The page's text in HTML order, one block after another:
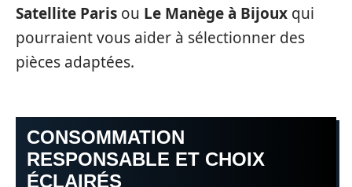
Satellite Paris ou Le Manège à Bijoux qui
pourraient vous aider à sélectionner des
pièces adaptées.
CONSOMMATION
RESPONSABLE ET CHOIX
ÉCLAIRÉS